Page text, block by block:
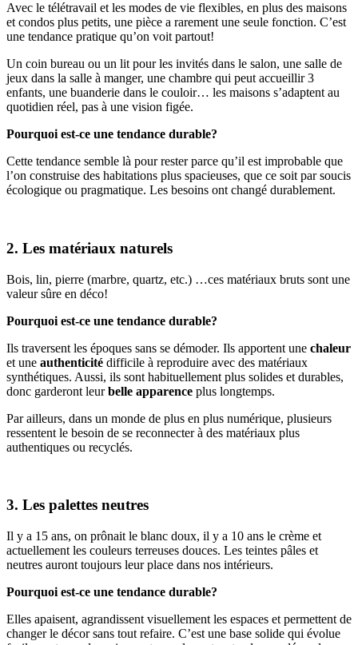
Avec le télétravail et les modes de vie flexibles, en plus des maisons
et condos plus petits, une pièce a rarement une seule fonction. C’est
une tendance pratique qu’on voit partout!
Un coin bureau ou un lit pour les invités dans le salon, une salle de
jeux dans la salle à manger, une chambre qui peut accueillir 3
enfants, une buanderie dans le couloir… les maisons s’adaptent au
quotidien réel, pas à une vision figée.
Pourquoi est-ce une tendance durable?
Cette tendance semble là pour rester parce qu’il est improbable que
l’on construise des habitations plus spacieuses, que ce soit par soucis
écologique ou pragmatique. Les besoins ont changé durablement.
2. Les matériaux naturels
Bois, lin, pierre (marbre, quartz, etc.) …ces matériaux bruts sont une
valeur sûre en déco!
Pourquoi est-ce une tendance durable?
Ils traversent les époques sans se démoder. Ils apportent une chaleur
et une authenticité difficile à reproduire avec des matériaux
synthétiques. Aussi, ils sont habituellement plus solides et durables,
donc garderont leurbelle apparence plus longtemps.
Par ailleurs, dans un monde de plus en plus numérique, plusieurs
ressentent le besoin de se reconnecter à des matériaux plus
authentiques ou recyclés.
3. Les palettes neutres
Il y a 15 ans, on prônait le blanc doux, il y a 10 ans le crème et
actuellement les couleurs terreuses douces. Les teintes pâles et
neutres auront toujours leur place dans nos intérieurs.
Pourquoi est-ce une tendance durable?
Elles apaisent, agrandissent visuellement les espaces et permettent de
changer le décor sans tout refaire. C’est une base solide qui évolue